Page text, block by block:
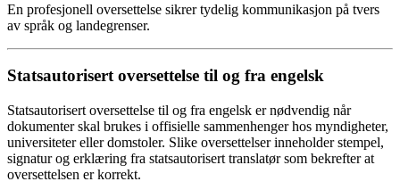
En profesjonell oversettelse sikrer tydelig kommunikasjon på tvers
av språk og landegrenser.
Statsautorisert oversettelse til og fra engelsk
Statsautorisert oversettelse til og fra engelsk er nødvendig når
dokumenter skal brukes i offisielle sammenhenger hos myndigheter,
universiteter eller domstoler. Slike oversettelser inneholder stempel,
signatur og erklæring fra statsautorisert translatør som bekrefter at
oversettelsen er korrekt.